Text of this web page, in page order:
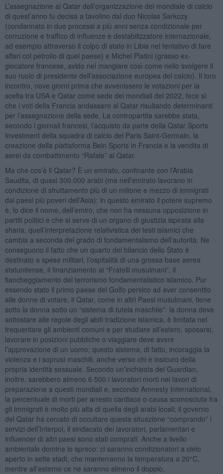
L’assegnazione al Qatar dell’organizzazione del mondiale di calcio
di quest’anno fu decisa a tavolino dal duo Nicolas Sarkozy
(condannato in due processi a più anni senza condizionale per
corruzione e traffico di influenze e destabilizzatore internazionale,
ad esempio attraverso il colpo di stato in Libia nel tentativo di fare
affari col petrolio di quel paese) e Michel Platini (grasso ex-
giocatore francese, avido nel mangiare così come nello svolgere il
suo ruolo di presidente dell’associazione europea del calcio). Il loro
incontro, nove giorni prima che avvenissero le votazioni per la
scelta tra USA e Qatar come sede dei mondiali del 2022, fece sì
che i voti della Francia andassero al Qatar risultando determinanti
per l’assegnazione della sede. La contropartita sarebbe stata,
secondo i giornali francesi, l’acquisto da parte della Qatar Sports
Investment della squadra di calcio del Paris Saint-Germain, la
creazione della piattaforma Bein Sports in Francia e la vendita di
aerei da combattimento “Rafale” al Qatar.
Ma che cos’è il Qatar? È un emirato, confinante con l’Arabia
Saudita, di quasi 300.000 arabi (ma nell’emirato lavorano in
condizione di sfruttamento più di un milione e mezzo di immigrati
dai paesi più poveri dell’Asia): in questo emirato il potere supremo
è, lo dice il nome, dell’emiro, che non ha nessuna opposizione in
partiti politici e che si serve di un organo di giustizia ispirata alla
sharia, quell’interpretazione relativistica dei testi islamici che
cambia a seconda del grado di fondamentalismo dell’autorità. Ne
conseguono il fatto che un quarto del bilancio dello Stato è
destinato a spese militari, l’ospitalità di una grossa base aerea
statunitense, il finanziamento ai “Fratelli musulmani”, il
fiancheggiamento del terrorismo fondamentalistico islamico. Pur
essendo stato il primo paese del Golfo persico ad aver consentito
alle donne di votare, il Qatar, come in altri Paesi musulmani, tiene
sotto la donna sotto un “sistema di tutela maschile”: la donna deve
sottostare alle regole degli abiti tradizione islamica, è limitata nel
frequentare gli ambienti comuni e per studiare all’estero, sposarsi,
lavorare in posizioni pubbliche o viaggiare deve avere
l’approvazione di un uomo; questo sistema, di fatto, incoraggia la
violenza e i soprusi maschili, anche verso chi è insicuro della
propria identità sessuale. Secondo un’inchiesta del Guardian,
inoltre, sarebbero almeno 6.500 i lavoratori morti nei lavori di
preparazione a questi mondiali e, secondo Amnesty International,
la percentuale di morti per arresto cardiaco o causa sconosciuta fra
gli immigrati è molto più alta di quella degli arabi locali; il governo
del Qatar ha cercato di occultare questa situazione “comprando” i
servizi dell’Interpol, il sindacato dei lavoratori, parlamentari e
influencer di altri paesi sono stati comprati. Anche a livello
ambientale domina lo spreco: ci saranno condizionatori a cielo
aperto in sette stadi, che manterranno la temperatura a 20°C,
mentre all’esterno ce ne saranno almeno il doppio.